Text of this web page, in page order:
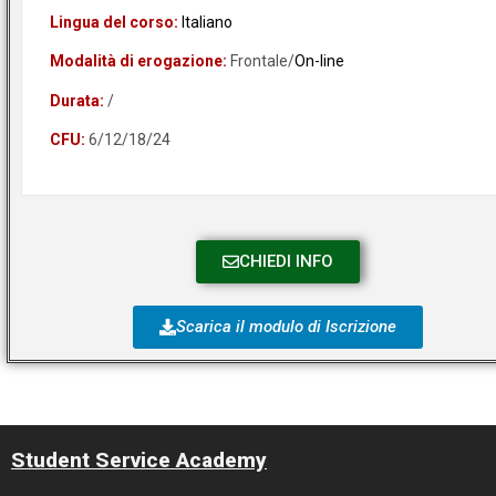
Lingua del corso: Italiano
Modalità di erogazione: Frontale/On-line
Durata: /
CFU: 6/12/18/24
CHIEDI INFO
Scarica il modulo di Iscrizione
Student Service Academy